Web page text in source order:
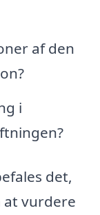
af den
i
det,
at vurdere